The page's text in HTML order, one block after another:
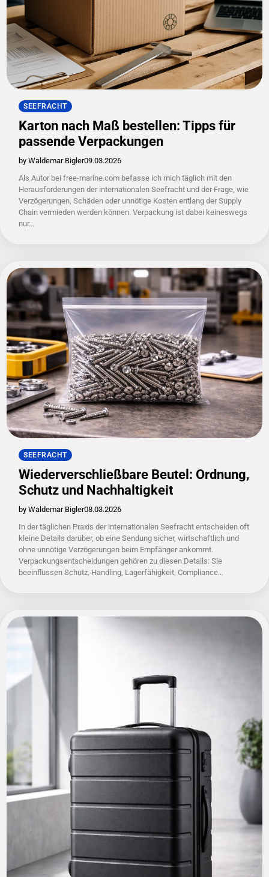
SEEFRACHT
Karton nach Maß bestellen: Tipps für
passende Verpackungen
by Waldemar Bigler09.03.2026
Als Autor bei free-marine.com befasse ich mich täglich mit den
Herausforderungen der internationalen Seefracht und der Frage, wie
Verzögerungen, Schäden oder unnötige Kosten entlang der Supply
Chain vermieden werden können. Verpackung ist dabei keineswegs
nur…
SEEFRACHT
Wiederverschließbare Beutel: Ordnung,
Schutz und Nachhaltigkeit
by Waldemar Bigler08.03.2026
In der täglichen Praxis der internationalen Seefracht entscheiden oft
kleine Details darüber, ob eine Sendung sicher, wirtschaftlich und
ohne unnötige Verzögerungen beim Empfänger ankommt.
Verpackungsentscheidungen gehören zu diesen Details: Sie
beeinflussen Schutz, Handling, Lagerfähigkeit, Compliance…